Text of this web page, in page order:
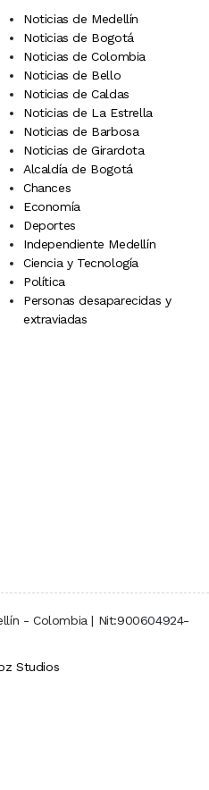
Noticias de Medellín
Noticias de Bogotá
Noticias de Colombia
Noticias de Bello
Noticias de Caldas
Noticias de La Estrella
Noticias de Barbosa
Noticias de Girardota
Alcaldía de Bogotá
Chances
Economía
Deportes
Independiente Medellín
Ciencia y Tecnología
Política
Personas desaparecidas y
extraviadas
- Colombia | Nit:900604924-
Studios